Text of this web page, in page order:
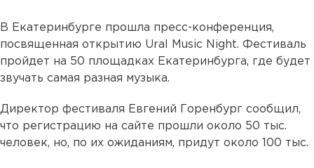
В Екатеринбурге прошла пресс-конференция,
посвященная открытию Ural Music Night. Фестиваль
пройдет на 50 площадках Екатеринбурга, где будет
звучать самая разная музыка.
Директор фестиваля Евгений Горенбург сообщил,
что регистрацию на сайте прошли около 50 тыс.
человек, но, по их ожиданиям, придут около 100 тыс.